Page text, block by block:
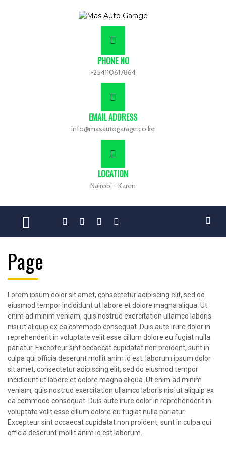
PHONE NO
+254110617864
EMAIL ADDRESS
info@masautogarage.co.ke
LOCATION
Nairobi - Karen
Page
Lorem ipsum dolor sit amet, consectetur adipiscing elit, sed do
eiusmod tempor incididunt ut labore et dolore magna aliqua. Ut
enim ad minim veniam, quis nostrud exercitation ullamco laboris
nisi ut aliquip ex ea commodo consequat. Duis aute irure dolor in
reprehenderit in voluptate velit esse cillum dolore eu fugiat nulla
pariatur. Excepteur sint occaecat cupidatat non proident, sunt in
culpa qui officia deserunt mollit anim id est. laborum.ipsum dolor
sit amet, consectetur adipiscing elit, sed do eiusmod tempor
incididunt ut labore et dolore magna aliqua. Ut enim ad minim
veniam, quis nostrud exercitation ullamco laboris nisi ut aliquip ex
ea commodo consequat. Duis aute irure dolor in reprehenderit in
voluptate velit esse cillum dolore eu fugiat nulla pariatur.
Excepteur sint occaecat cupidatat non proident, sunt in culpa qui
officia deserunt mollit anim id est laborum.